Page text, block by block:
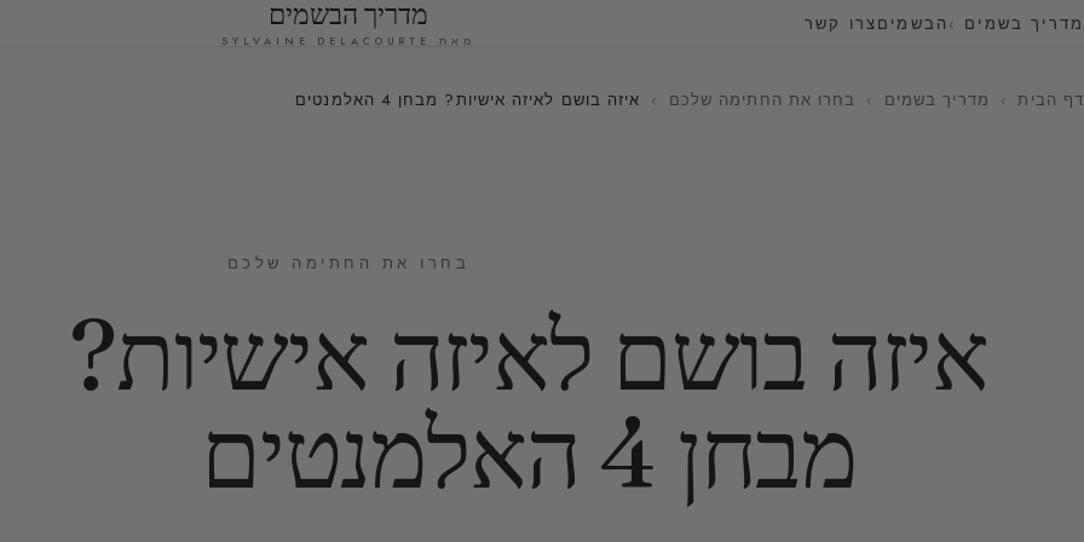
מדריך בשמים הבשמיםצרו קשר מדריך הבשמים
מאת SYLVAINE DELACOURTE
דף הבית › מדריך בשמים › בחרו את החתימה שלכם › איזה בושם לאיזה אישיות? מבחן 4 האלמנטים
בחרו את החתימה שלכם
איזה בושם לאיזה אישיות?
מבחן 4 האלמנטים